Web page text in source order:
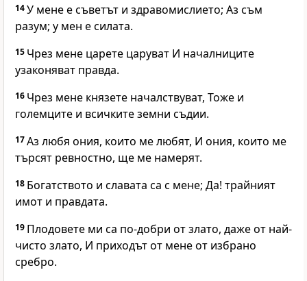
14У мене е съветът и здравомислието; Аз съм
разум; у мен е силата.
15 Чрез мене царете царуват И началниците
узаконяват правда.
16 Чрез мене князете началствуват, Тоже и
големците и всичките земни съдии.
17Аз любя ония, които ме любят, И ония, които ме
търсят ревностно, ще ме намерят.
18 Богатството и славата са с мене; Да! трайният
имот и правдата.
19 Плодовете ми са по-добри от злато, даже от най-
чисто злато, И приходът от мене от избрано
сребро.